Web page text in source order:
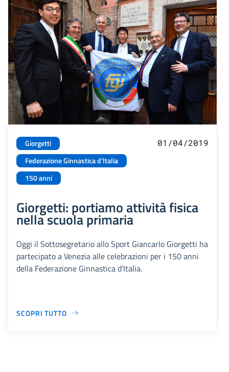
Giorgetti
Federazione Ginnastica d'Italia
150 anni
01/04/2019
Giorgetti: portiamo attività fisica
nella scuola primaria
Oggi il Sottosegretario allo Sport Giancarlo Giorgetti ha
partecipato a Venezia alle celebrazioni per i 150 anni
della Federazione Ginnastica d'Italia.
SCOPRI TUTTO